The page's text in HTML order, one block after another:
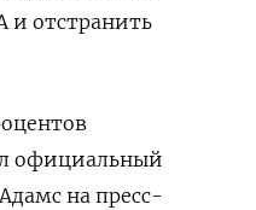
и отстранить
официальный
на пресс-